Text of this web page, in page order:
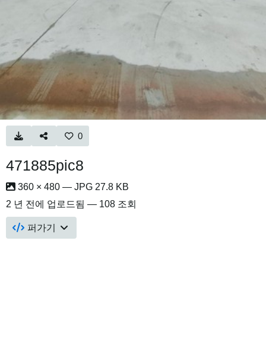
0
471885pic8
360 × 480 — JPG 27.8 KB
2 년 전 에 업로드됨 — 108 조회
퍼가기